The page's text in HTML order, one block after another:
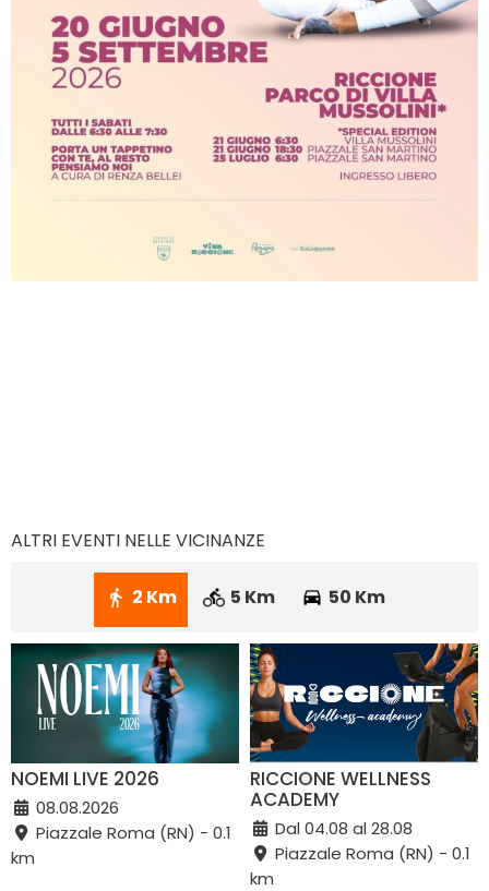
ALTRI EVENTI NELLE VICINANZE
2 Km 5 Km 50 Km
NOEMI LIVE 2026
08.08.2026
Piazzale Roma (RN) - 0.1
km
RICCIONE WELLNESS
ACADEMY
Dal 04.08 al 28.08
Piazzale Roma (RN) - 0.1
km